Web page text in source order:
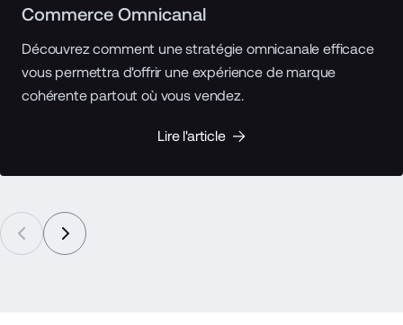
Commerce Omnicanal
Découvrez comment une stratégie omnicanale efficace
vous permettra d'offrir une expérience de marque
cohérente partout où vous vendez.
Lire l'article